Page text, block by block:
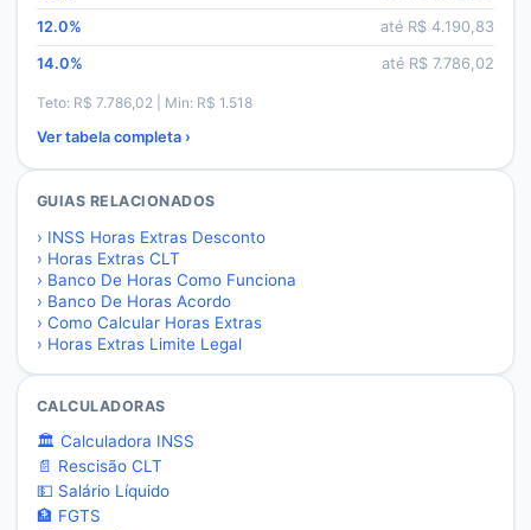
12.0% até R$ 4.190,83
14.0% até R$ 7.786,02
Teto: R$ 7.786,02 | Min: R$ 1.518
Ver tabela completa ›
GUIAS RELACIONADOS
› INSS Horas Extras Desconto
› Horas Extras CLT
› Banco De Horas Como Funciona
› Banco De Horas Acordo
› Como Calcular Horas Extras
› Horas Extras Limite Legal
CALCULADORAS
🏛️ Calculadora INSS
📄 Rescisão CLT
💵 Salário Líquido
🏦 FGTS